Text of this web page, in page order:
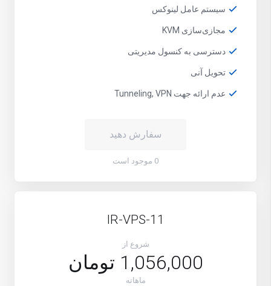
سیستم عامل لینوکس
مجازی‌سازی KVM
دسترسی به کنسول مدیریتی
تحویل آنی
عدم ارائه جهت Tunneling, VPN
سفارش دهید
0 موجود است
IR-VPS-11
شروع از
1,056,000 تومان
ماهانه